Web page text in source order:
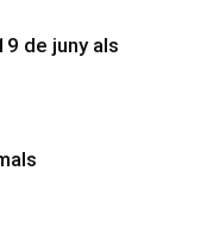
de juny als